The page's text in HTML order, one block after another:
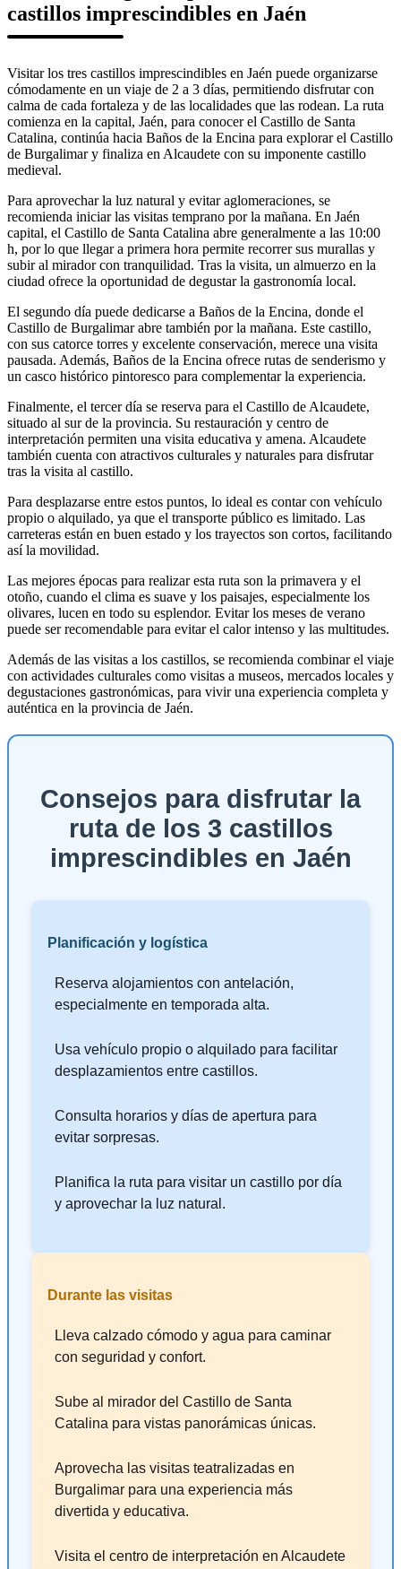
castillos imprescindibles en Jaén
Visitar los tres castillos imprescindibles en Jaén puede organizarse
cómodamente en un viaje de 2 a 3 días, permitiendo disfrutar con
calma de cada fortaleza y de las localidades que las rodean. La ruta
comienza en la capital, Jaén, para conocer el Castillo de Santa
Catalina, continúa hacia Baños de la Encina para explorar el Castillo
de Burgalimar y finaliza en Alcaudete con su imponente castillo
medieval.
Para aprovechar la luz natural y evitar aglomeraciones, se
recomienda iniciar las visitas temprano por la mañana. En Jaén
capital, el Castillo de Santa Catalina abre generalmente a las 10:00
h, por lo que llegar a primera hora permite recorrer sus murallas y
subir al mirador con tranquilidad. Tras la visita, un almuerzo en la
ciudad ofrece la oportunidad de degustar la gastronomía local.
El segundo día puede dedicarse a Baños de la Encina, donde el
Castillo de Burgalimar abre también por la mañana. Este castillo,
con sus catorce torres y excelente conservación, merece una visita
pausada. Además, Baños de la Encina ofrece rutas de senderismo y
un casco histórico pintoresco para complementar la experiencia.
Finalmente, el tercer día se reserva para el Castillo de Alcaudete,
situado al sur de la provincia. Su restauración y centro de
interpretación permiten una visita educativa y amena. Alcaudete
también cuenta con atractivos culturales y naturales para disfrutar
tras la visita al castillo.
Para desplazarse entre estos puntos, lo ideal es contar con vehículo
propio o alquilado, ya que el transporte público es limitado. Las
carreteras están en buen estado y los trayectos son cortos, facilitando
así la movilidad.
Las mejores épocas para realizar esta ruta son la primavera y el
otoño, cuando el clima es suave y los paisajes, especialmente los
olivares, lucen en todo su esplendor. Evitar los meses de verano
puede ser recomendable para evitar el calor intenso y las multitudes.
Además de las visitas a los castillos, se recomienda combinar el viaje
con actividades culturales como visitas a museos, mercados locales y
degustaciones gastronómicas, para vivir una experiencia completa y
auténtica en la provincia de Jaén.
Consejos para disfrutar la
ruta de los 3 castillos
imprescindibles en Jaén
Planificación y logística
Reserva alojamientos con antelación,
especialmente en temporada alta.
Usa vehículo propio o alquilado para facilitar
desplazamientos entre castillos.
Consulta horarios y días de apertura para
evitar sorpresas.
Planifica la ruta para visitar un castillo por día
y aprovechar la luz natural.
Durante las visitas
Lleva calzado cómodo y agua para caminar
con seguridad y confort.
Sube al mirador del Castillo de Santa
Catalina para vistas panorámicas únicas.
Aprovecha las visitas teatralizadas en
Burgalimar para una experiencia más
divertida y educativa.
Visita el centro de interpretación en Alcaudete